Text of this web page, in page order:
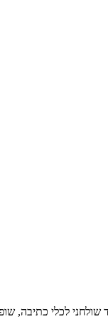
שולחני לכלי כתיבה,